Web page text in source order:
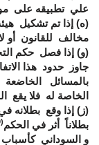
علي تطبيقه على
(ه) إذا تم تشكيل
مخالف للقانون أو
(و) إذا فصل حكم
جاوز حدود هذا
بالمسائل الخاضعة
الخاصة له فلا يقع
(ز) إذا وقع بطلانه
بطلاناً أثر في الحكم(9)
و السوداني كأسباب